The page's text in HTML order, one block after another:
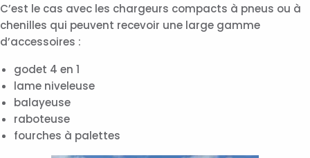
C’est le cas avec les chargeurs compacts à pneus ou à
chenilles qui peuvent recevoir une large gamme
d’accessoires :
godet 4 en 1
lame niveleuse
balayeuse
raboteuse
fourches à palettes